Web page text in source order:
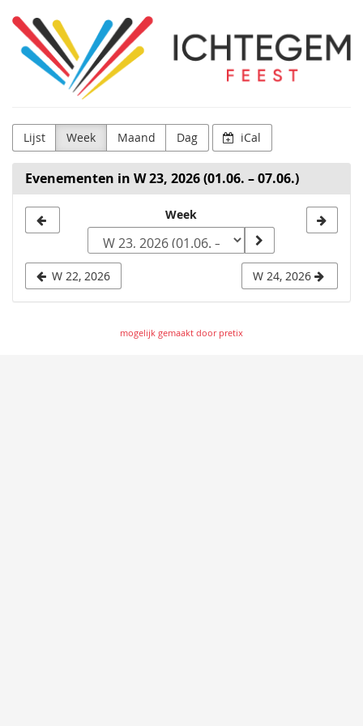
Ga naar de
hoofdinhoud
Ichtegem
Feest
VZW
Lijst Week Maand Dag iCal
Evenementen in W 23, 2026 (01.06. – 07.06.)
een
week
om
Week
W 22, 2026 W 24, 2026
mogelijk gemaakt door pretix